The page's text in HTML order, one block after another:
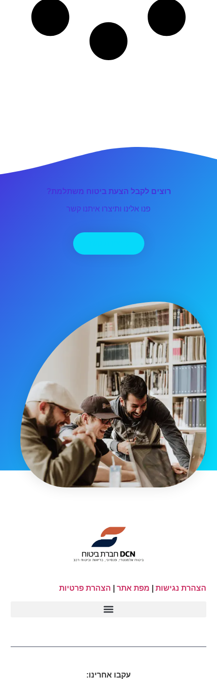
רוצים לקבל הצעת ביטוח משתלמת?
פנו אלינו ותיצרו איתנו קשר
הצהרת נגישות מפת אתר הצהרת פרטיות
עקבו אחרינו: